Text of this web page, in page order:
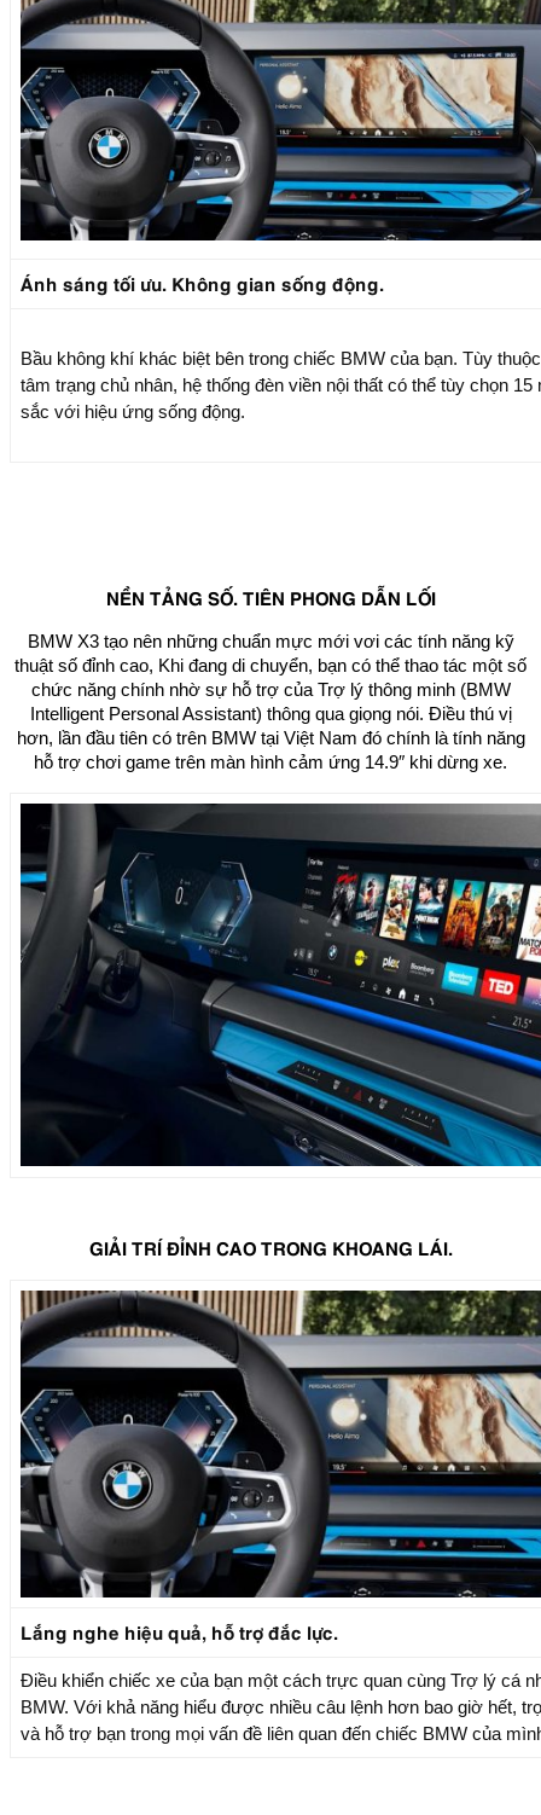
Ánh sáng tối ưu. Không gian sống động.
Bầu không khí khác biệt bên trong chiếc BMW của bạn. Tùy
tâm trạng chủ nhân, hệ thống đèn viền nội thất có thể tùy chọn 15
sắc với hiệu ứng sống động.
NỀN TẢNG SỐ. TIÊN PHONG DẪN LỐI
BMW X3 tạo nên những chuẩn mực mới vơi các tính năng kỹ
thuật số đỉnh cao, Khi đang di chuyển, bạn có thể thao tác một số
chức năng chính nhờ sự hỗ trợ của Trợ lý thông minh (BMW
Intelligent Personal Assistant) thông qua giọng nói. Điều thú vị
hơn, lần đầu tiên có trên BMW tại Việt Nam đó chính là tính năng
hỗ trợ chơi game trên màn hình cảm ứng 14.9″ khi dừng xe.
GIẢI TRÍ ĐỈNH CAO TRONG KHOANG LÁI.
Lắng nghe hiệu quả, hỗ trợ đắc lực.
Điều khiển chiếc xe của bạn một cách trực quan cùng Trợ lý cá
BMW. Với khả năng hiểu được nhiều câu lệnh hơn bao giờ hết,
và hỗ trợ bạn trong mọi vấn đề liên quan đến chiếc BMW của